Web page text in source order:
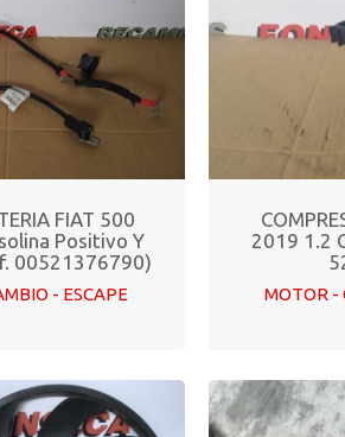
FIAT 500
Positivo Y
00521376790)
- ESCAPE
2019 1.2
MOTOR -